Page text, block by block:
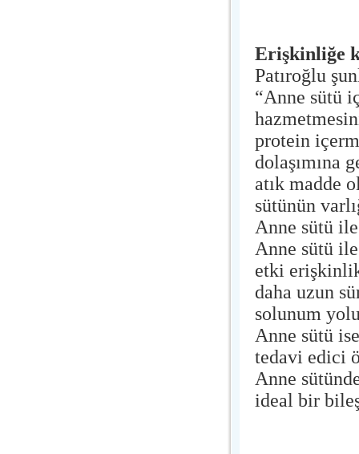
Erişkinliğe
Patıroğlu
“Anne sütü
protein
dolaşımına
atık madde
sütünün
Anne sütü
Anne sütü
etki
daha uzun
solunum
Anne sütü
tedavi edici
Anne
ideal bir